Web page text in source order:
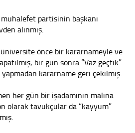
partisinin başkanı
alınmış.
önce bir kararnameyle ve
bir gün sonra “Vaz geçtik”
kararname geri çekilmiş.
her gün bir işadamının malına
olarak tavukçular da “kayyum”